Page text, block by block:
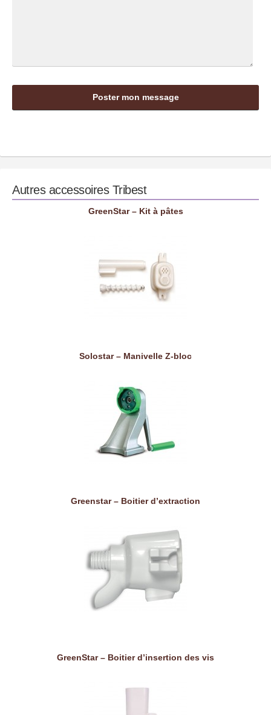
Autres accessoires Tribest
GreenStar – Kit à pâtes
Solostar – Manivelle Z-bloc
Greenstar – Boitier d’extraction
GreenStar – Boitier d’insertion des vis